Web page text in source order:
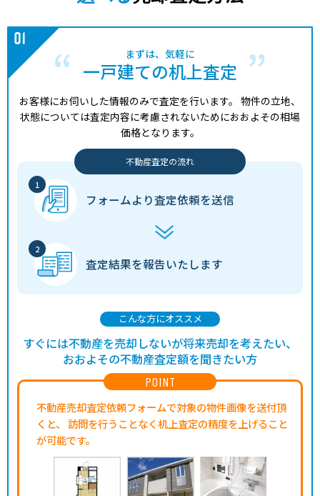
まずは、気軽に
一戸建ての机上査定
お客様にお伺いした情報のみで査定を行います。 物件の立地、
状態については査定内容に考慮されないためにおおよその相場
価格となります。
不動産査定の流れ
フォームより査定依頼を送信
査定結果を報告いたします
POINT
不動産売却査定依頼フォームで対象の物件画像を送付頂
くと、
訪問を行うことなく机上査定の精度を上げること
が可能です。
こんな方にオススメ
すぐには不動産を売却しないが将来売却を考えたい、
おおよその不動産査定額を聞きたい方